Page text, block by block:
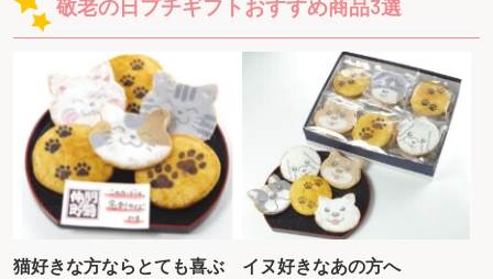
敬老の日プチギフトおすすめ商品3選
猫好きな方ならとても喜ぶ
イヌ好きなあの方へ